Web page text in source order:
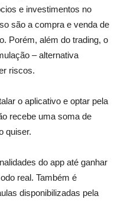
e investimentos no
são a compra e venda de
Porém, além do trading, o
– alternativa
riscos.
o aplicativo e optar pela
recebe uma soma de
quiser.
do app até ganhar
real. Também é
disponibilizadas pela